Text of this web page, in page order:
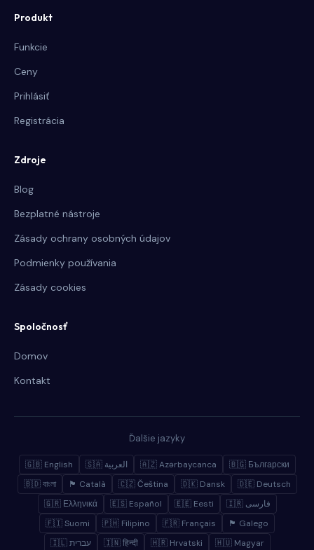
Produkt
Funkcie
Ceny
Prihlásiť
Registrácia
Zdroje
Blog
Bezplatné nástroje
Zásady ochrany osobných údajov
Podmienky používania
Zásady cookies
Spoločnosť
Domov
Kontakt
Ďalšie jazyky
🇬🇧 English 🇸🇦 العربية 🇦🇿 Azərbaycanca
🇧🇬 Български
🇧🇩 বাংলা
🏴 Català 🇨🇿 Čeština 🇩🇰 Dansk
🇩🇪 Deutsch
🇬🇷 Ελληνικά
🇪🇸 Español 🇪🇪 Eesti
🇮🇷 فارسی
🇫🇮 Suomi
🇵🇭 Filipino 🇫🇷 Français
🏴 Galego
🇮🇱 עברית
🇮🇳 हिन्दी 🇭🇷 Hrvatski 🇭🇺 Magyar